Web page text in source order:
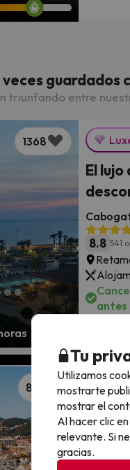
veces
triunfando entre
1368
El
8.8 541
antes
862
la
Hotel
8
Tu
Utilizamos
mostrarte
mostrar el
Al hacer clic
relevante. Si
gracias.